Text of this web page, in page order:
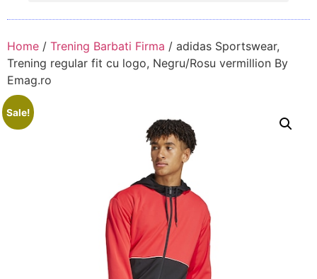
Home / Trening Barbati Firma / adidas Sportswear,
Trening regular fit cu logo, Negru/Rosu vermillion By
Emag.ro
Sale!